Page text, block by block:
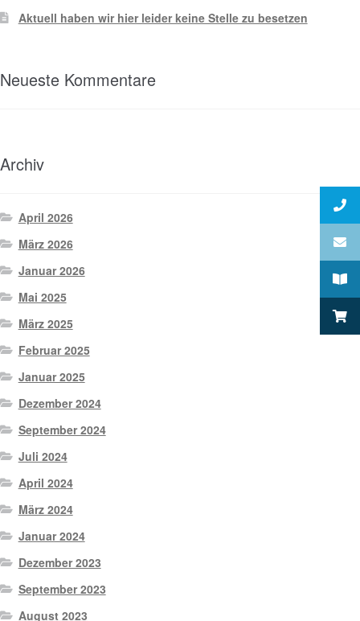
Aktuell haben wir hier leider keine Stelle zu besetzen
Neueste Kommentare
Archiv
April 2026
März 2026
Januar 2026
Mai 2025
März 2025
Februar 2025
Januar 2025
Dezember 2024
September 2024
Juli 2024
April 2024
März 2024
Januar 2024
Dezember 2023
September 2023
August 2023